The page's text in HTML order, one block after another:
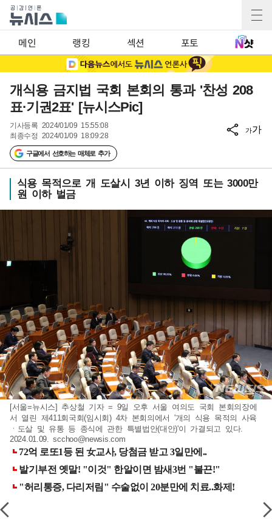
메인 랭킹 섹션 포토
개식용 금지법 국회 본회의 통과 '찬성 208
표·기권2표' [뉴시스Pic]
기사등록 2024/01/09 15:55:08
최종수정 2024/01/09 18:09:28
구글에서 선호하는 매체로 추가
가가
식용 목적으로 개 도살시 3년 이하 징역 또는 3000만
원 이하 벌금
[서울=뉴시스] 추상철 기자 = 9일 오후 서울 여의도 국회 본회의장에
서 열린 제411회국회(임시회) 4차 본회의에서 '개의 식용 목적의 사육
ㆍ도살 및 유통 등 종식에 관한 특별법안(대안)'이 가결되고 있다.
2024.01.09.scchoo@newsis.com